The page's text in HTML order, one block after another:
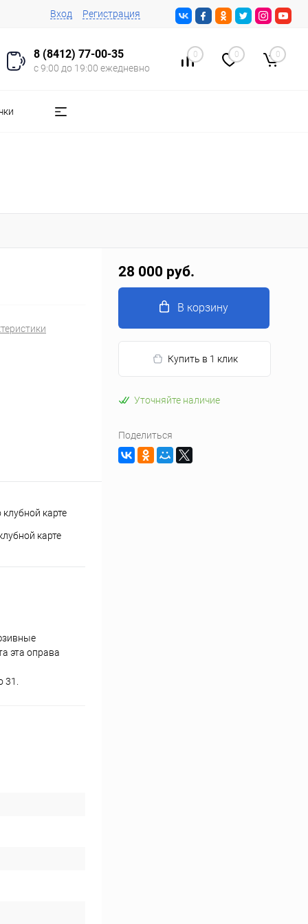
Вход Регистрация
8 (8412) 77-00-35
с 9:00 до 19:00 ежедневно
0 0 0
карте
эта оправа
31.
28 000 руб.
В корзину
Купить в 1 клик
Уточняйте наличие
Поделиться